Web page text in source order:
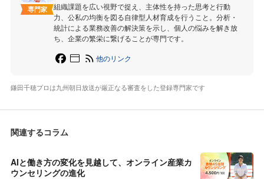
専門家
組織課題を広い視野で捉え、主体性を持った思考と行動
力、公私の均衡を図る自律型人材育成を行うこと。分析・
統計による業務改善の解決策を示し、個人の悩みを解き放
ち、企業の繁栄に繋げることが専門です。
他のリンク
鎌田千穂プロは九州朝日放送が厳正なる審査をした登録専門家です
関連するコラム
AIと働き方の変化を見越して、オンライン産業カ
ウンセリングの進化